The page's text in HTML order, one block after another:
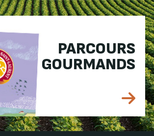
PARCOURS
GOURMANDS